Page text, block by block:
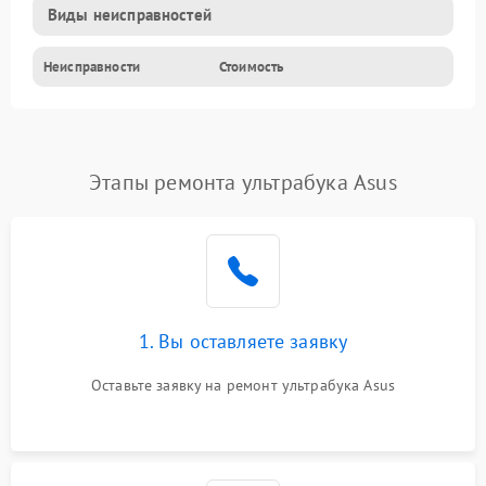
Виды неисправностей
Неисправности Стоимость
Этапы ремонта ультрабука Asus
1. Вы оставляете заявку
Оставьте заявку на ремонт ультрабука Asus